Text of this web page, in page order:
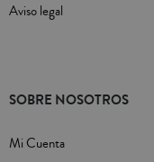
Aviso legal
SOBRE NOSOTROS
Mi Cuenta